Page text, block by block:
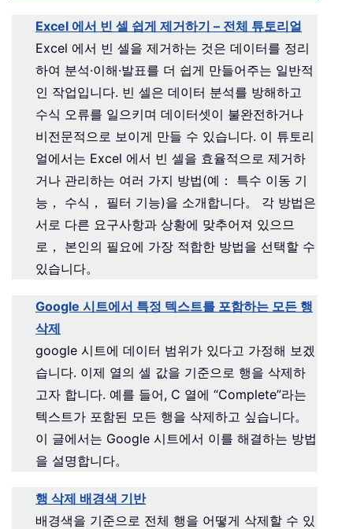
Excel 에서 빈 셀 쉽게 제거하기 – 전체 튜토리얼
Excel 에서 빈 셀을 제거하는 것은 데이터를 정리
하여 분석·이해·발표를 더 쉽게 만들어주는 일반적
인 작업입니다. 빈 셀은 데이터 분석를 방해하고
수식 오류를 일으키며 데이터셋이 불완전하거나
비전문적으로 보이게 만들 수 있습니다. 이 튜토리
얼에서는 Excel 에서 빈 셀을 효율적으로 제거하
거나 관리하는 여러 가지 방법(예： 특수 이동 기
능， 수식， 필터 기능)을 소개합니다。 각 방법은
서로 다른 요구사항과 상황에 맞추어져 있으므
로， 본인의 필요에 가장 적합한 방법을 선택할 수
있습니다。
Google 시트에서 특정 텍스트를 포함하는 모든 행
삭제
google 시트에 데이터 범위가 있다고 가정해 보겠
습니다. 이제 열의 셀 값을 기준으로 행을 삭제하
고자 합니다. 예를 들어, C 열에 “Complete”라는
텍스트가 포함된 모든 행을 삭제하고 싶습니다。
이 글에서는 Google 시트에서 이를 해결하는 방법
을 설명합니다。
행 삭제 배경색 기반
배경색을 기준으로 전체 행을 어떻게 삭제할 수 있